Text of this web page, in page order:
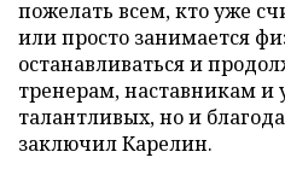
пожелать всем, кто уже
или просто занимается
останавливаться и
тренерам, наставникам и
талантливых, но и
заключил Карелин.